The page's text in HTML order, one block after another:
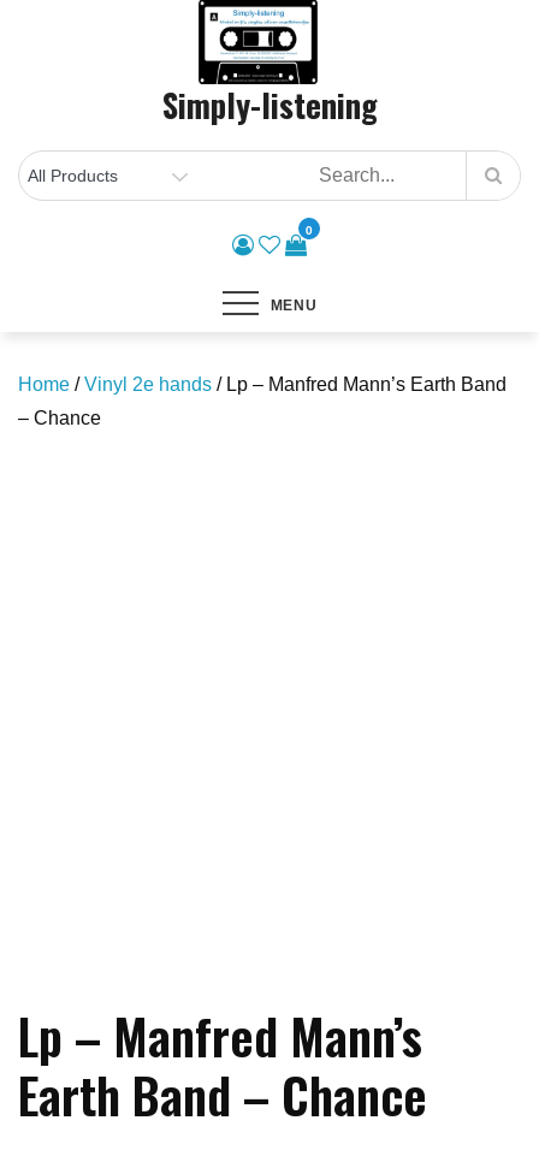
Simply-listening
0
MENU
Home /Vinyl 2e hands / Lp – Manfred Mann’s Earth Band
– Chance
Lp – Manfred Mann’s
Earth Band – Chance